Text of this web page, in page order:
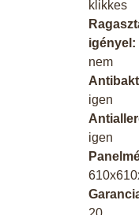
klikkes
igényel:
nem
igen
igen